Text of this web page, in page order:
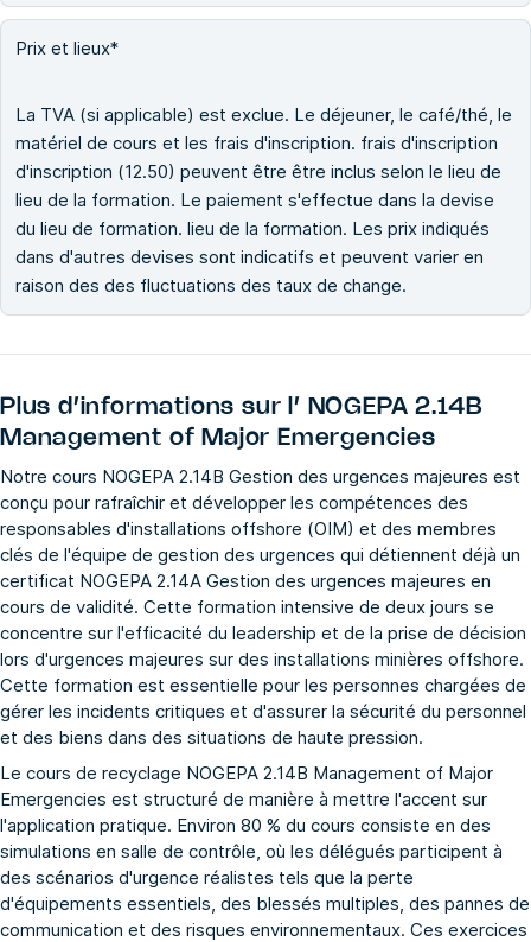
Prix et lieux*
La TVA (si applicable) est exclue. Le déjeuner, le café/thé, le
matériel de cours et les frais d'inscription. frais d'inscription
d'inscription (12.50) peuvent être être inclus selon le lieu de
lieu de la formation. Le paiement s'effectue dans la devise
du lieu de formation. lieu de la formation. Les prix indiqués
dans d'autres devises sont indicatifs et peuvent varier en
raison des des fluctuations des taux de change.
Plus d’informations sur l’ NOGEPA 2.14B
Management of Major Emergencies
Notre cours NOGEPA 2.14B Gestion des urgences majeures est
conçu pour rafraîchir et développer les compétences des
responsables d'installations offshore (OIM) et des membres
clés de l'équipe de gestion des urgences qui détiennent déjà un
certificat NOGEPA 2.14A Gestion des urgences majeures en
cours de validité. Cette formation intensive de deux jours se
concentre sur l'efficacité du leadership et de la prise de décision
lors d'urgences majeures sur des installations minières offshore.
Cette formation est essentielle pour les personnes chargées de
gérer les incidents critiques et d'assurer la sécurité du personnel
et des biens dans des situations de haute pression.
Le cours de recyclage NOGEPA 2.14B Management of Major
Emergencies est structuré de manière à mettre l'accent sur
l'application pratique. Environ 80 % du cours consiste en des
simulations en salle de contrôle, où les délégués participent à
des scénarios d'urgence réalistes tels que la perte
d'équipements essentiels, des blessés multiples, des pannes de
communication et des risques environnementaux. Ces exercices